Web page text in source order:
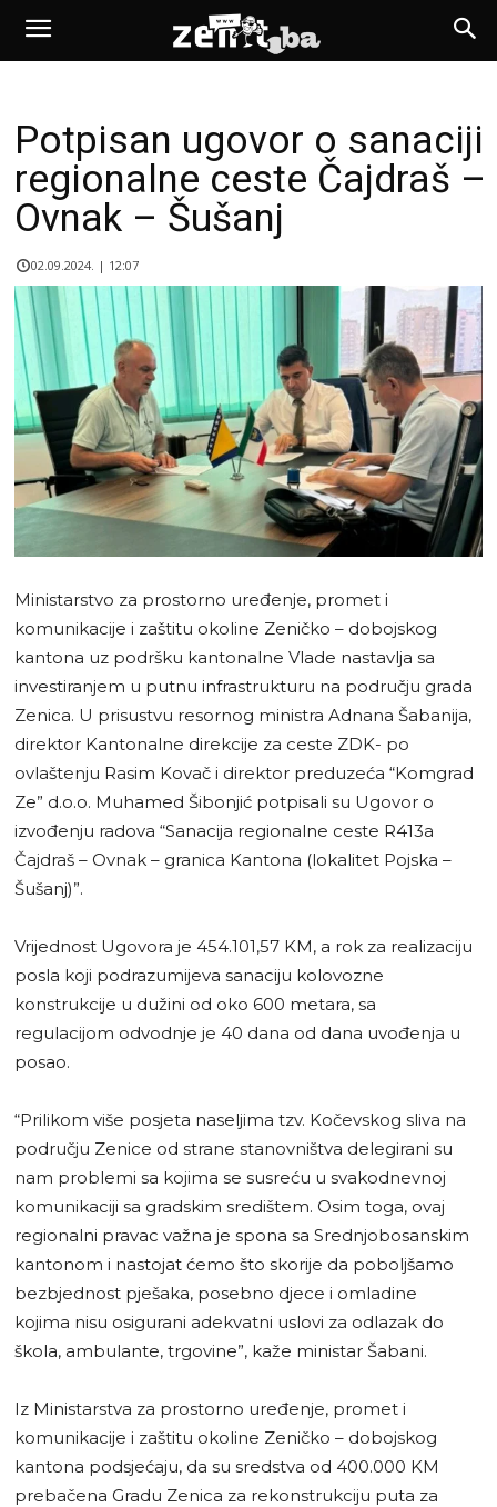
Potpisan ugovor o sanaciji
regionalne ceste Čajdraš –
Ovnak – Šušanj
02.09.2024. | 12:07
Ministarstvo za prostorno uređenje, promet i
komunikacije i zaštitu okoline Zeničko – dobojskog
kantona uz podršku kantonalne Vlade nastavlja sa
investiranjem u putnu infrastrukturu na području grada
Zenica. U prisustvu resornog ministra Adnana Šabanija,
direktor Kantonalne direkcije za ceste ZDK- po
ovlaštenju Rasim Kovač i direktor preduzeća “Komgrad
Ze” d.o.o. Muhamed Šibonjić potpisali su Ugovor o
izvođenju radova “Sanacija regionalne ceste R413a
Čajdraš – Ovnak – granica Kantona (lokalitet Pojska –
Šušanj)”.
Vrijednost Ugovora je 454.101,57 KM, a rok za realizaciju
posla koji podrazumijeva sanaciju kolovozne
konstrukcije u dužini od oko 600 metara, sa
regulacijom odvodnje je 40 dana od dana uvođenja u
posao.
“Prilikom više posjeta naseljima tzv. Kočevskog sliva na
području Zenice od strane stanovništva delegirani su
nam problemi sa kojima se susreću u svakodnevnoj
komunikaciji sa gradskim središtem. Osim toga, ovaj
regionalni pravac važna je spona sa Srednjobosanskim
kantonom i nastojat ćemo što skorije da poboljšamo
bezbjednost pješaka, posebno djece i omladine
kojima nisu osigurani adekvatni uslovi za odlazak do
škola, ambulante, trgovine”, kaže ministar Šabani.
Iz Ministarstva za prostorno uređenje, promet i
komunikacije i zaštitu okoline Zeničko – dobojskog
kantona podsjećaju, da su sredstva od 400.000 KM
prebačena Gradu Zenica za rekonstrukciju puta za